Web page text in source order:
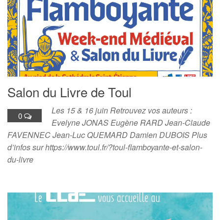
Salon du Livre de Toul
0
Les 15 & 16 juin Retrouvez vos auteurs :
Evelyne JONAS Eugène RARD Jean-Claude
FAVENNEC Jean-Luc QUEMARD Damien DUBOIS Plus
d’infos sur https://www.toul.fr/?toul-flamboyante-et-salon-
du-livre